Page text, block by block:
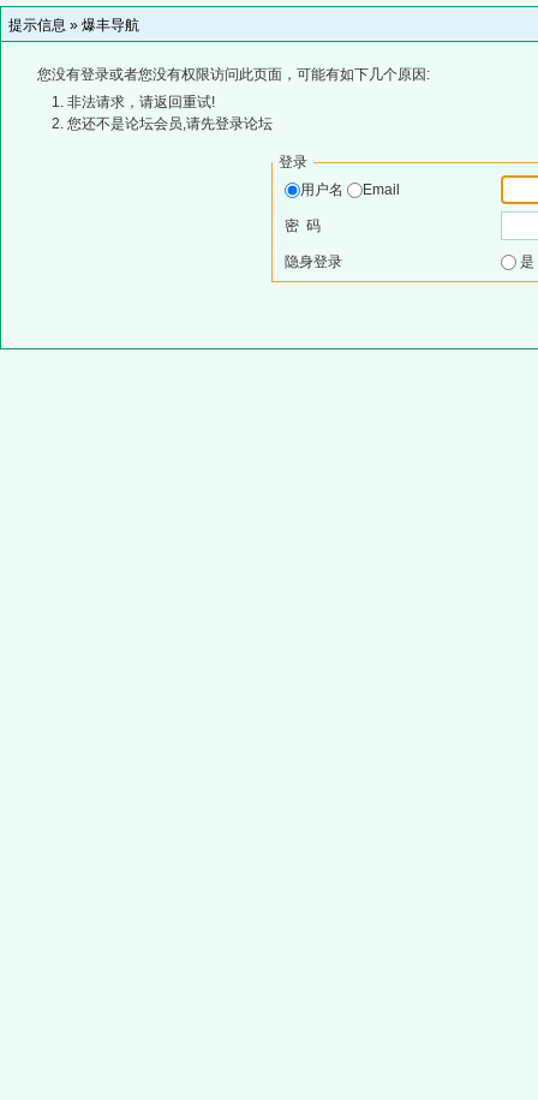
提示信息 » 爆丰导航
您没有登录或者您没有权限访问此页面，可能有如下几个原因:
非法请求，请返回重试!
您还不是论坛会员,请先登录论坛
登录
用户名
Email
密 码
隐身登录